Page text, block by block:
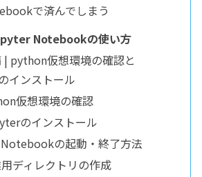
で済んでしまう
Notebookの使い方
| python仮想環境の確認と
インストール
仮想環境の確認
のインストール
の起動・終了方法
ディレクトリの作成